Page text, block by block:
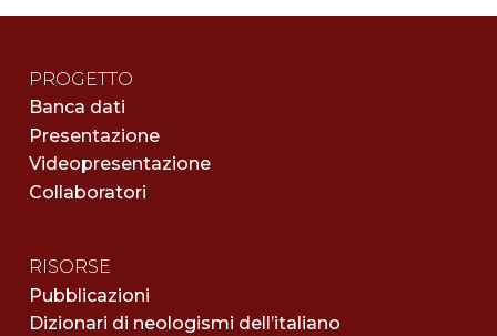
PROGETTO
Banca dati
Presentazione
Videopresentazione
Collaboratori
RISORSE
Pubblicazioni
Dizionari di neologismi dell’italiano